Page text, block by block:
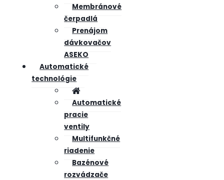
Membránové
čerpadlá
Prenájom
dávkovačov
ASEKO
Automatické
technológie
Automatické
pracie
ventily
Multifunkčné
riadenie
Bazénové
rozvádzače